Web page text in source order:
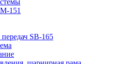
151
SB-165